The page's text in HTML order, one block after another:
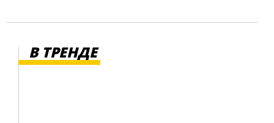
В ТРЕНДЕ